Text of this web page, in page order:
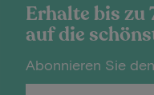
Erhalte bis zu
auf die
Abonnieren Sie